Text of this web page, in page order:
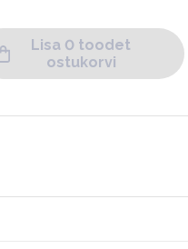
Lisa 0 toodet
ostukorvi